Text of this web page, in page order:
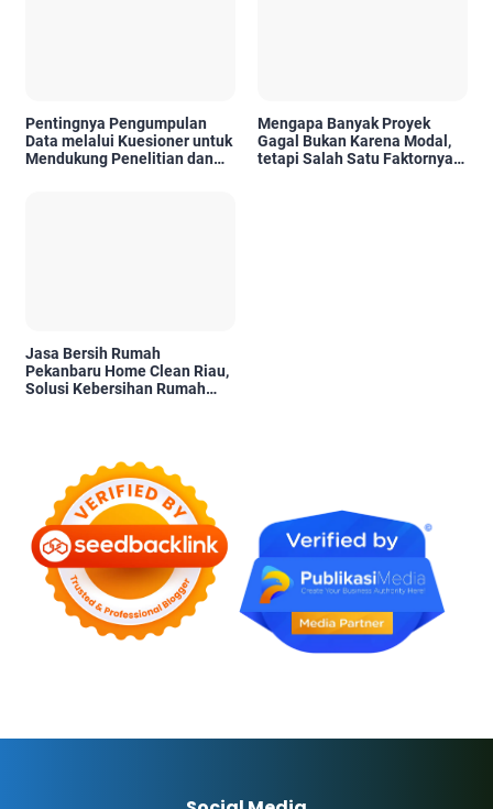
Pentingnya Pengumpulan
Data melalui Kuesioner untuk
Mendukung Penelitian dan
Mengapa Banyak Proyek
Gagal Bukan Karena Modal,
tetapi Salah Satu Faktornya
Jasa Bersih Rumah
Pekanbaru Home Clean Riau,
Solusi Kebersihan Rumah